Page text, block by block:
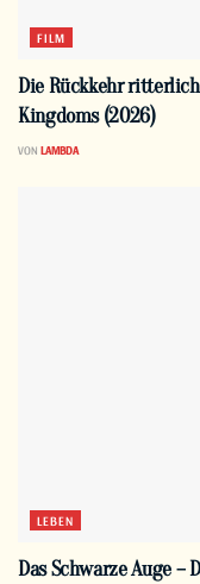
FILM
Die Rückkehr
Kingdoms (2026)
VON LAMBDA
LEBEN
Das Schwarze Auge –